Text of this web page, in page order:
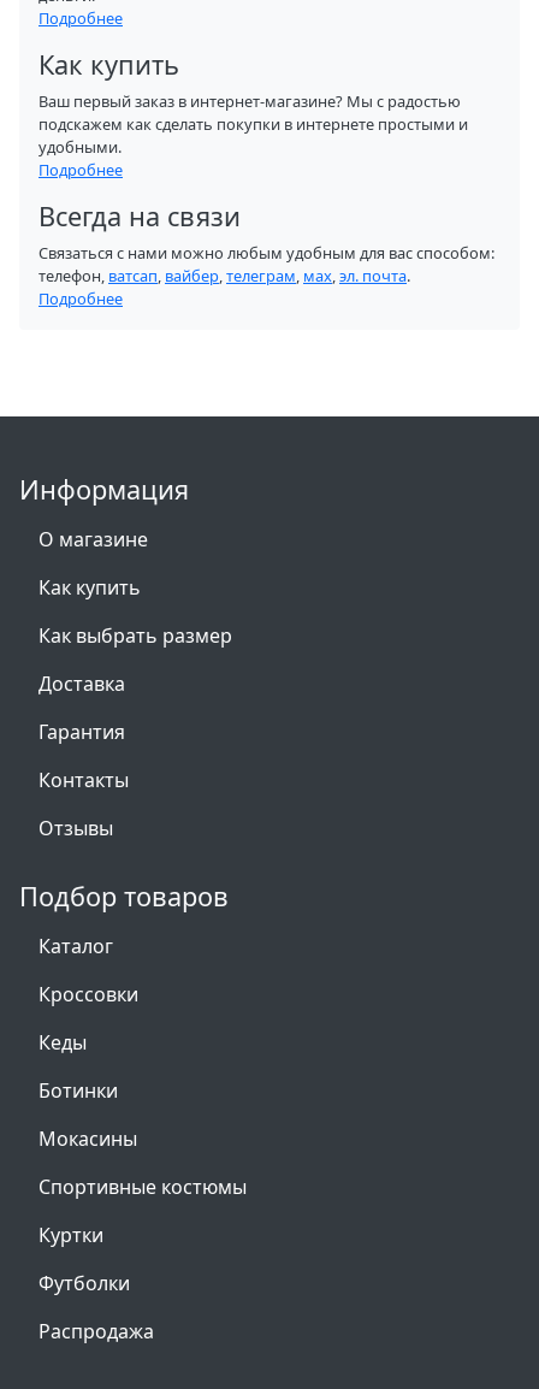
Подробнее
Как купить
Ваш первый заказ в интернет-магазине? Мы с радостью
подскажем как сделать покупки в интернете простыми и
удобными.
Подробнее
Всегда на связи
Связаться с нами можно любым удобным для вас способом:
телефон, ватсап, вайбер,телеграм, мах,эл. почта.
Подробнее
Информация
О магазине
Как купить
Как выбрать размер
Доставка
Гарантия
Контакты
Отзывы
Подбор товаров
Каталог
Кроссовки
Кеды
Ботинки
Мокасины
Спортивные костюмы
Куртки
Футболки
Распродажа